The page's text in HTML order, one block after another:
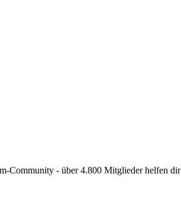
Community - über 4.800 Mitglieder helfen